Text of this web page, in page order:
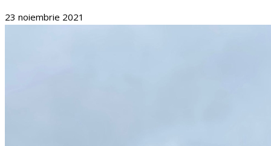
23 noiembrie 2021